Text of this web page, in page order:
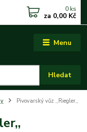
Menu
Hledat
0 ks
za 0,00 Kč
Pivovarský vůz ,,Riegler,,